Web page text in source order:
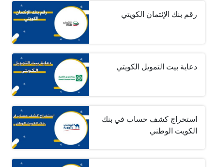
رقم بنك الإئتمان الكويتي
دعاية بيت التمويل الكويتي
استخراج كشف حساب في بنك
الكويت الوطني